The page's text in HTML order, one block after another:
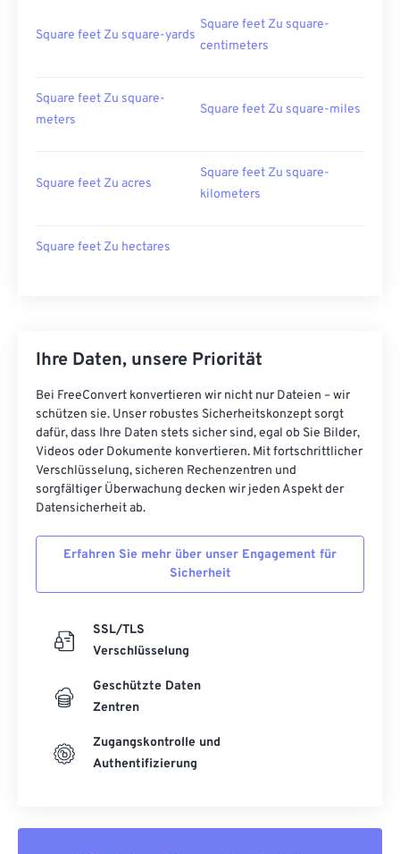
Square feet Zu square-yards
Square feet Zu square-
centimeters
Square feet Zu square-
meters
Square feet Zu square-miles
Square feet Zu acres
Square feet Zu square-
kilometers
Square feet Zu hectares
Ihre Daten, unsere Priorität
Bei FreeConvert konvertieren wir nicht nur Dateien – wir
schützen sie. Unser robustes Sicherheitskonzept sorgt
dafür, dass Ihre Daten stets sicher sind, egal ob Sie Bilder,
Videos oder Dokumente konvertieren. Mit fortschrittlicher
Verschlüsselung, sicheren Rechenzentren und
sorgfältiger Überwachung decken wir jeden Aspekt der
Datensicherheit ab.
Erfahren Sie mehr über unser Engagement für
Sicherheit
SSL/TLS
Verschlüsselung
Geschützte Daten
Zentren
Zugangskontrolle und
Authentifizierung